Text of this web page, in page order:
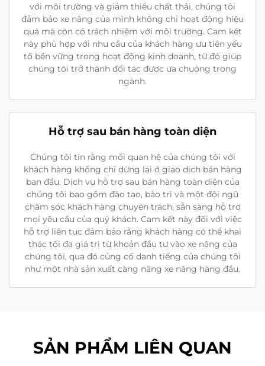
với môi trường và giảm thiểu chất thải, chúng tôi
đảm bảo xe nâng của mình không chỉ hoạt động hiệu
quả mà còn có trách nhiệm với môi trường. Cam kết
này phù hợp với nhu cầu của khách hàng ưu tiên yếu
tố bền vững trong hoạt động kinh doanh, từ đó giúp
chúng tôi trở thành đối tác được ưa chuộng trong
ngành.
Hỗ trợ sau bán hàng toàn diện
Chúng tôi tin rằng mối quan hệ của chúng tôi với
khách hàng không chỉ dừng lại ở giao dịch bán hàng
ban đầu. Dịch vụ hỗ trợ sau bán hàng toàn diện của
chúng tôi bao gồm đào tạo, bảo trì và một đội ngũ
chăm sóc khách hàng chuyên trách, sẵn sàng hỗ trợ
mọi yêu cầu của quý khách. Cam kết này đối với việc
hỗ trợ liên tục đảm bảo rằng khách hàng có thể khai
thác tối đa giá trị từ khoản đầu tư vào xe nâng của
chúng tôi, qua đó củng cố danh tiếng của chúng tôi
như một nhà sản xuất càng nâng xe nâng hàng đầu.
SẢN PHẨM LIÊN QUAN